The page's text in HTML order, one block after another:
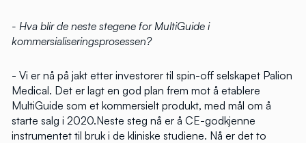
- Hva blir de neste stegene for MultiGuide i
kommersialiseringsprosessen?
- Vi er nå på jakt etter investorer til spin-off selskapet Palion
Medical. Det er lagt en god plan frem mot å etablere
MultiGuide som et kommersielt produkt, med mål om å
starte salg i 2020.Neste steg nå er å CE-godkjenne
instrumentet til bruk i de kliniske studiene. Nå er det to